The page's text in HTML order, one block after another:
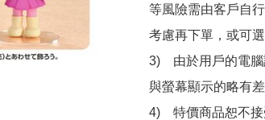
等風險需由客戶自
考慮再下單，或可
3)　由於用戶的電
與螢幕顯示的略有差
4)　特價商品恕不